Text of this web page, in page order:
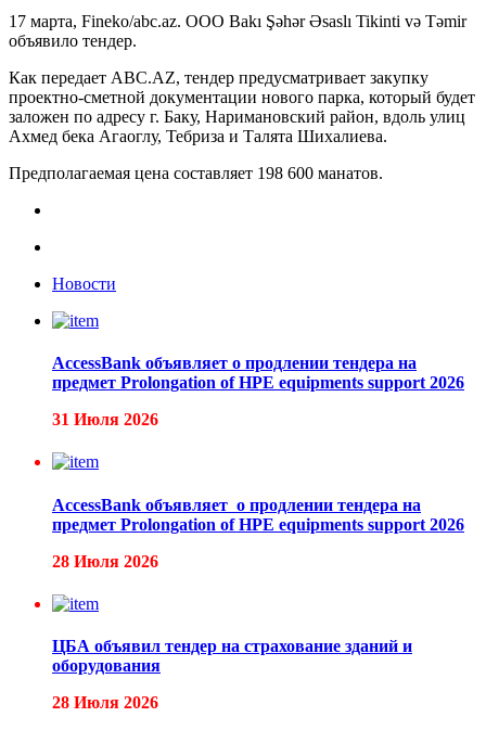
17 марта, Fineko/abc.az. ООО Bakı Şəhər Əsaslı Tikinti və Təmir
объявило тендер.
Как передает ABC.AZ, тендер предусматривает закупку
проектно-сметной документации нового парка, который будет
заложен по адресу г. Баку, Наримановский район, вдоль улиц
Ахмед бека Агаоглу, Тебриза и Талята Шихалиева.
Предполагаемая цена составляет 198 600 манатов.
Новости
AccessBank объявляет о продлении тендера на
предмет Prolongation of HPE equipments support 2026
31 Июля 2026
AccessBank объявляет о продлении тендера на
предмет Prolongation of HPE equipments support 2026
28 Июля 2026
ЦБА объявил тендер на страхование зданий и
оборудования
28 Июля 2026